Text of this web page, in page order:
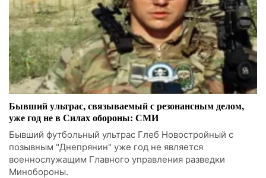
Бывший ультрас, связываемый с резонансным делом,
уже год не в Силах обороны: СМИ
Бывший футбольный ультрас Глеб Новостройный с
позывным "Днепрянин" уже год не является
военнослужащим Главного управления разведки
Минобороны.